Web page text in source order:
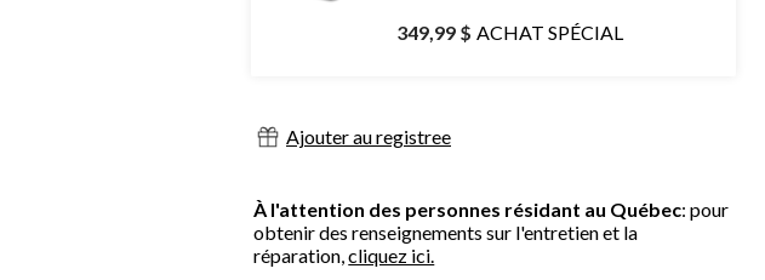
349,99 $ ACHAT SPÉCIAL
Ajouter au registree
À l'attention des personnes résidant au Québec: pour
obtenir des renseignements sur l'entretien et la
réparation,cliquez ici.